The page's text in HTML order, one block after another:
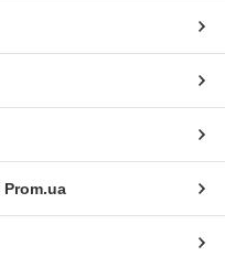
Prom.ua